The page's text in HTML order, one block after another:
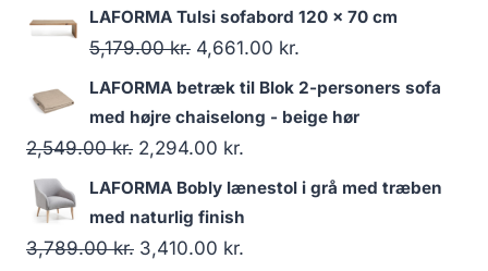
LAFORMA Tulsi sofabord 120 x 70 cm
5,179.00kr. 4,661.00 kr.
LAFORMA betræk til Blok 2-personers sofa
med højre chaiselong - beige hør
2,549.00kr. 2,294.00 kr.
LAFORMA Bobly lænestol i grå med træben
med naturlig finish
3,789.00kr. 3,410.00 kr.